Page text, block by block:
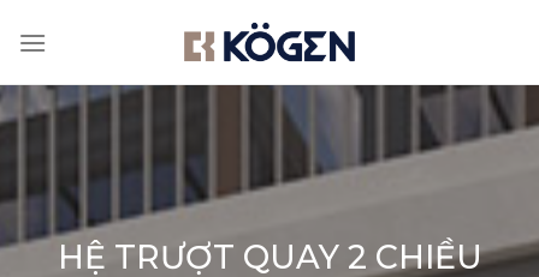
HỆ TRƯỢT QUAY 2 CHIỀU